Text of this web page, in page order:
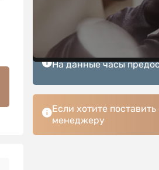
На данные часы
Если хотите
менеджеру